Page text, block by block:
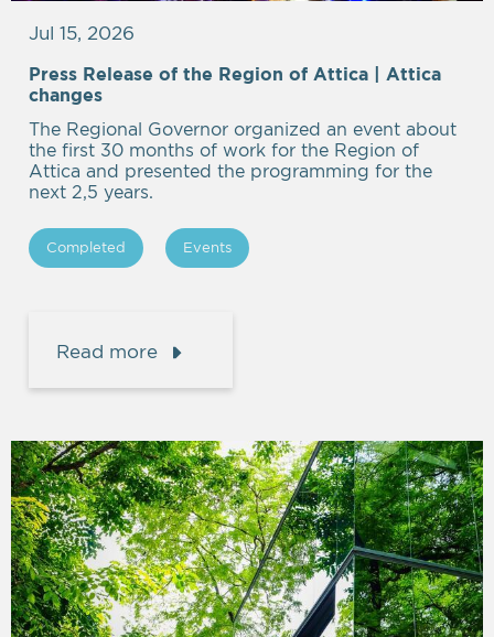
Jul 15, 2026
Press Release of the Region of Attica | Attica
changes
The Regional Governor organized an event about
the first 30 months of work for the Region of
Attica and presented the programming for the
next 2,5 years.
Completed Events
Read more